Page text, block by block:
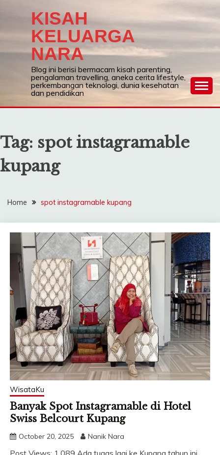
KISAH
KELUARGA
NARA
Blog ini berisi bermacam kisah parenting,
pengalaman travelling, aneka cerita lifestyle,
perkembangan teknologi, dunia kesehatan
dan pendidikan
Tag: spot instagramable
kupang
Home spot instagramable kupang
WisataKu
Banyak Spot Instagramable di Hotel
Swiss Belcourt Kupang
October 20, 2025 Nanik Nara
Post Views: 1,089 Ada tugas lagi ke Kupang tahun ini.